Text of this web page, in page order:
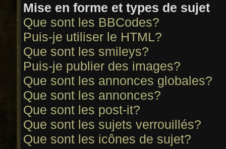
Mise en forme et types de sujet
Que sont les BBCodes?
Puis-je utiliser le HTML?
Que sont les smileys?
Puis-je publier des images?
Que sont les annonces globales?
Que sont les annonces?
Que sont les post-it?
Que sont les sujets verrouillés?
Que sont les icônes de sujet?